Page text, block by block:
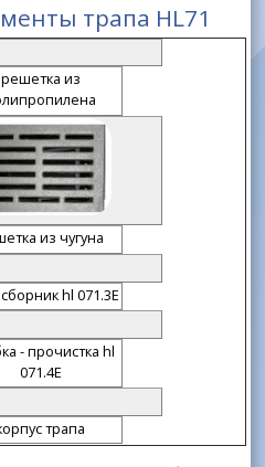
трапа HL71
решетка из
из чугуна
hl 071.3E
- прочистка hl
071.4E
трапа